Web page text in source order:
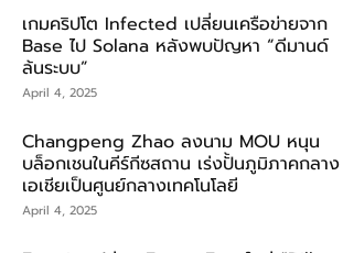
เกมคริปโต Infected เปลี่ยนเครือข่ายจาก
Base ไป Solana หลังพบปัญหา “ดีมานด์
ล้นระบบ”
April 4, 2025
Changpeng Zhao ลงนาม MOU หนุน
บล็อกเชนในคีร์กีซสถาน เร่งปั้นภูมิภาคกลาง
เอเชียเป็นศูนย์กลางเทคโนโลยี
April 4, 2025